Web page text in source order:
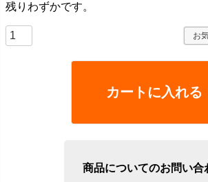
残りわずかです。
お
カートに入れる
商品についてのお問い合